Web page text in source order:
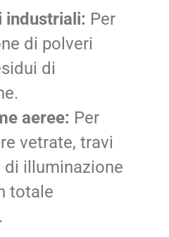
industriali: Per
di polveri
di
aeree: Per
vetrate, travi
di illuminazione
totale